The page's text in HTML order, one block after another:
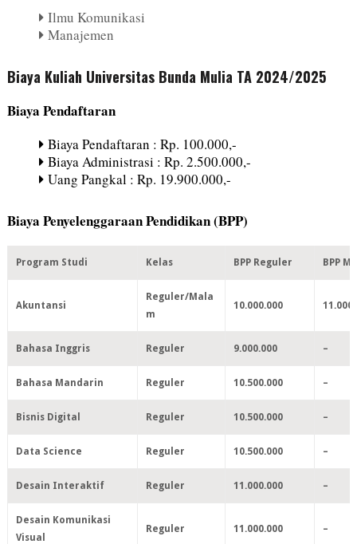
Ilmu Komunikasi
Manajemen
Biaya Kuliah Universitas Bunda Mulia TA 2024/2025
Biaya Pendaftaran
Biaya Pendaftaran : Rp. 100.000,-
Biaya Administrasi : Rp. 2.500.000,-
Uang Pangkal : Rp. 19.900.000,-
Biaya Penyelenggaraan Pendidikan (BPP)
Program Studi Kelas BPP Reguler BPP
Akuntansi
Reguler/Mala
m
10.000.000
Bahasa Inggris Reguler 9.000.000 –
Bahasa Mandarin Reguler 10.500.000 –
Bisnis Digital Reguler 10.500.000 –
Data Science Reguler 10.500.000 –
Desain Interaktif Reguler 11.000.000 –
Desain Komunikasi
Visual
Reguler 11.000.000 –